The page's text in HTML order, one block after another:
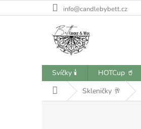
na
info@candlebybett.cz
Svíčky 🕯️ HOTCup 🥤
Domů Skleničky 🥂